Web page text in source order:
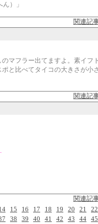
）」
関連記
マフラー出てますよ。素イフト
と比べてタイコの大きさが小さ
関連記
関連記
15 16 17 18 19 20 21 22
38 39 40 41 42 43 44 45